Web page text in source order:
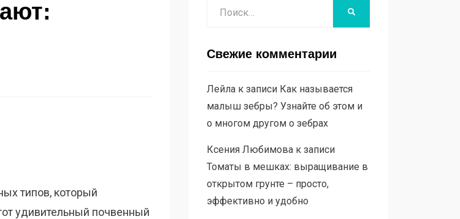
типов, который
удивительный почвенный
Свежие комментарии
Лейлак записи Как называется
малыш зебры? Узнайте об этом и
о многом другом о зебрах
Ксения Любимовак записи
Томаты в мешках: выращивание в
открытом грунте – просто,
эффективно и удобно